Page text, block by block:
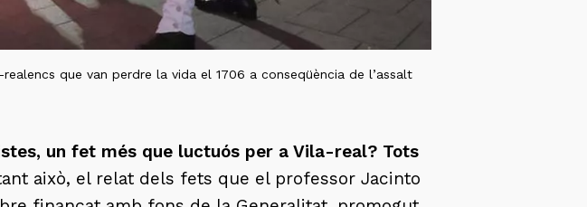
que van perdre la vida el 1706 a conseqüència de l’assalt
un fet més que luctuós per aVila-real? Tots
això, el relat dels fets que el professor Jacinto